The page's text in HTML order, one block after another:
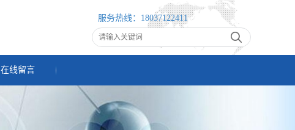
服务热线： 18037122411
在线留言